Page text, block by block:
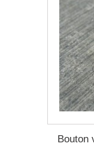
Bouton